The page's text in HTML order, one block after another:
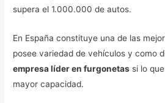
supera el 1.000.000 de autos.
En España constituye una de las
posee variedad de vehículos y como
empresa líder en furgonetas si lo
mayor capacidad.